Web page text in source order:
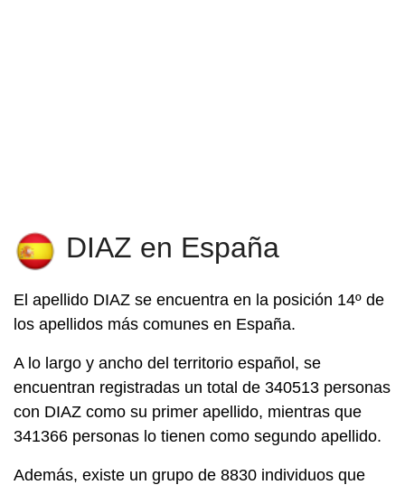
DIAZ en España
El apellido DIAZ se encuentra en la posición 14º de
los apellidos más comunes en España.
A lo largo y ancho del territorio español, se
encuentran registradas un total de 340513 personas
con DIAZ como su primer apellido, mientras que
341366 personas lo tienen como segundo apellido.
Además, existe un grupo de 8830 individuos que